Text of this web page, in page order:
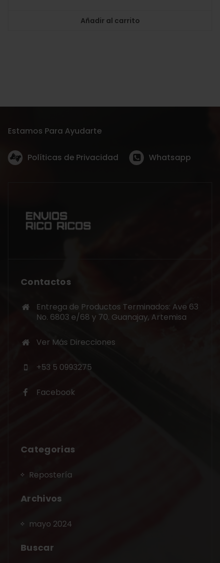
Añadir al carrito
Estamos Para Ayudarte
Políticas de Privacidad Whatsapp
Contactos
Entrega de Productos Terminados: Ave 63
No. 6803 e/68 y 70. Guanajay, Artemisa
Ver Más Direcciones
+53 5 0993275
Facebook
Categorias
Repostería
Archivos
mayo 2024
Buscar